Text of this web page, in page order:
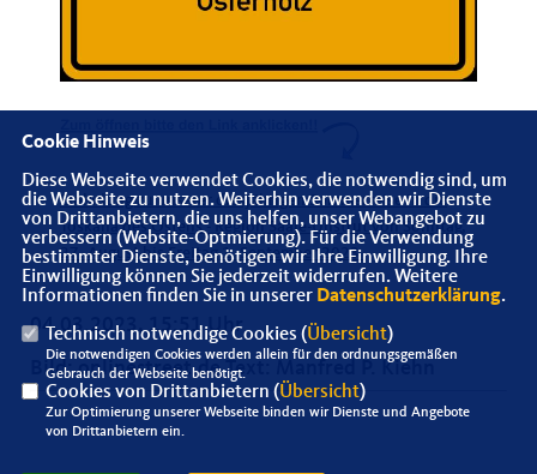
Einladung zu unserer diesjährigen Sommerreise in die
Toskana des Ostens - Region Saale-Unstrut von Sonntag,
27. August bis Freitag 1. September 2023
04.03.2023, 15:51 Uhr
Bild: onlinestreet.de Text: Manfred P. Kiehn
Cookie Hinweis
Diese Webseite verwendet Cookies, die notwendig sind, um
die Webseite zu nutzen. Weiterhin verwenden wir Dienste
von Drittanbietern, die uns helfen, unser Webangebot zu
verbessern (Website-Optmierung). Für die Verwendung
bestimmter Dienste, benötigen wir Ihre Einwilligung. Ihre
Einwilligung können Sie jederzeit widerrufen. Weitere
Informationen finden Sie in unserer Datenschutzerklärung.
Technisch notwendige Cookies (Übersicht)
Die notwendigen Cookies werden allein für den ordnungsgemäßen
Gebrauch der Webseite benötigt.
Cookies von Drittanbietern (Übersicht)
Zur Optimierung unserer Webseite binden wir Dienste und Angebote
von Drittanbietern ein.